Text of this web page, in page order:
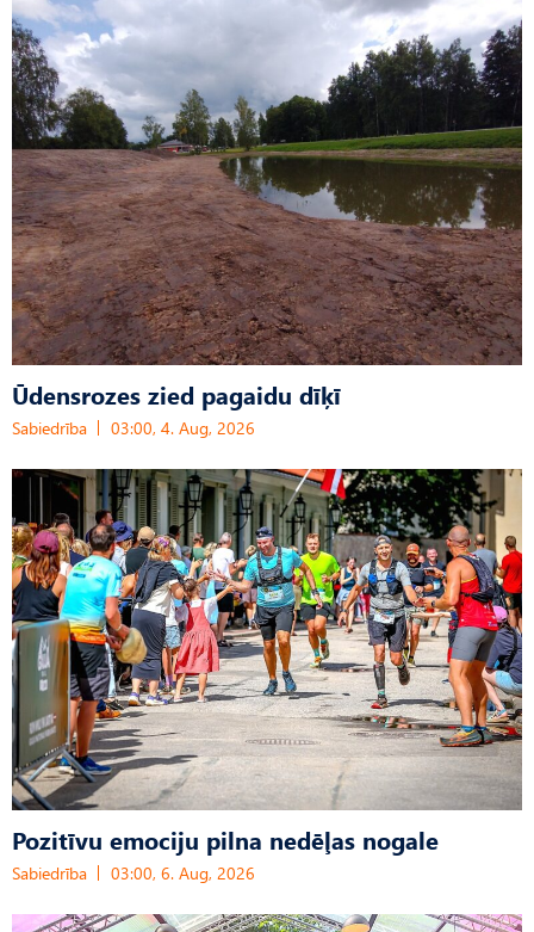
Ūdensrozes zied pagaidu dīķī
Sabiedrība 03:00, 4. Aug, 2026
Pozitīvu emociju pilna nedēļas nogale
Sabiedrība 03:00, 6. Aug, 2026